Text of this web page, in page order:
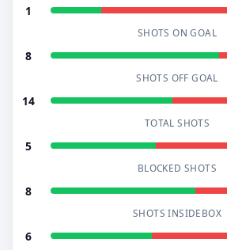
1
SHOTS ON GOAL
8
SHOTS OFF GOAL
14
TOTAL SHOTS
5
BLOCKED SHOTS
8
SHOTS INSIDEBOX
6